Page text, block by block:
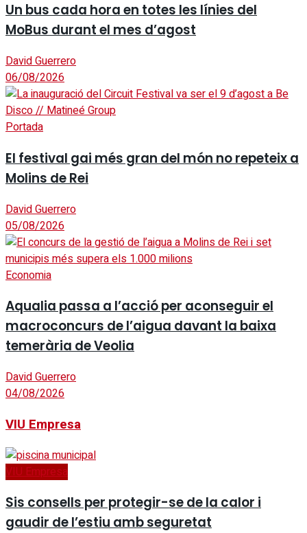
Un bus cada hora en totes les línies del
MoBus durant el mes d’agost
David Guerrero
06/08/2026
Portada
El festival gai més gran del món no repeteix a
Molins de Rei
David Guerrero
05/08/2026
Economia
Aqualia passa a l’acció per aconseguir el
macroconcurs de l’aigua davant la baixa
temerària de Veolia
David Guerrero
04/08/2026
VIU Empresa
VIU Empresa
Sis consells per protegir-se de la calor i
gaudir de l’estiu amb seguretat